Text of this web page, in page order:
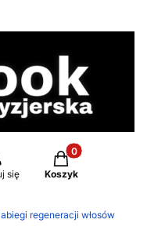
się
Produkty w
Koszyk
regeneracji włosów